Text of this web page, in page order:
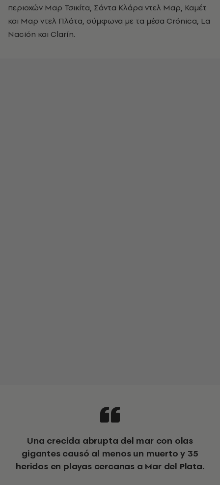
περιοχών Μαρ Τσικίτα, Σάντα Κλάρα ντελ Μαρ, Καμέτ
και Μαρ ντελ Πλάτα, σύμφωνα με τα μέσα Crónica, La
Nación και Clarín.
Una crecida abrupta del mar con olas
gigantes causó al menos un muerto y 35
heridos en playas cercanas a Mar del Plata.